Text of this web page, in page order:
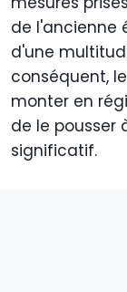
de l'ancienne
d'une
conséquent,
monter en
de le pousser
significatif.